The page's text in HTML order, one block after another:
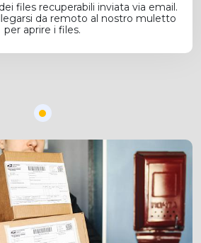
files recuperabili inviata via email.
da remoto al nostro muletto
per aprire i files.